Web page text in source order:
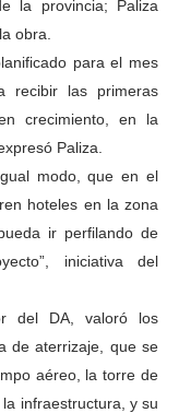
la provincia; Paliza
obra.
para el mes
recibir las primeras
crecimiento, en la
Paliza.
modo, que en el
hoteles en la zona
ir perfilando de
iniciativa del
del DA, valoró los
de aterrizaje, que se
aéreo, la torre de
infraestructura, y su